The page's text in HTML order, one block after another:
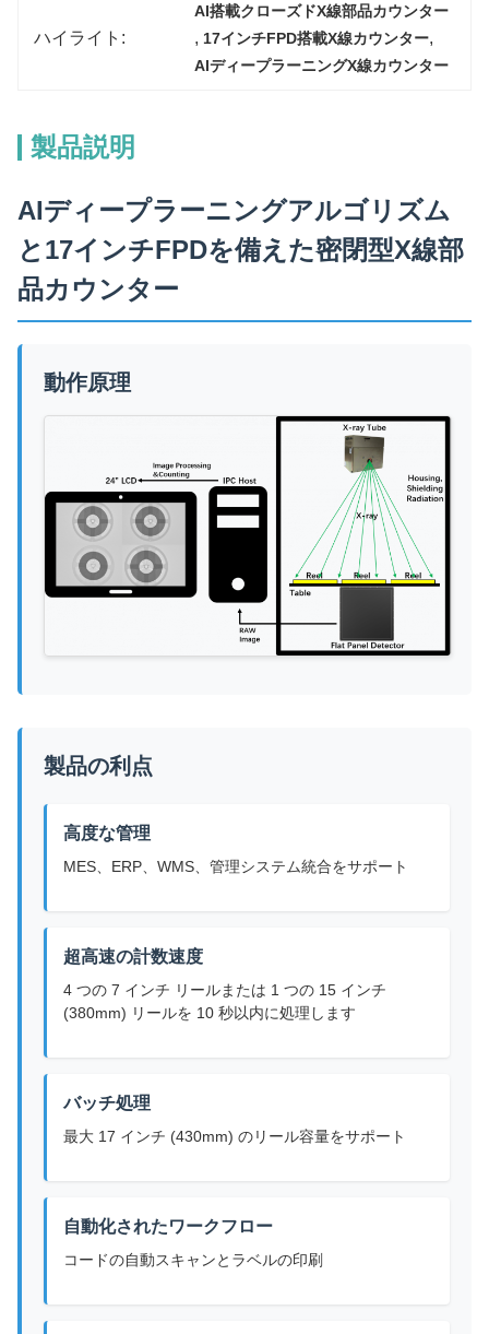
ハイライト:
AI搭載クローズドX線部品カウンター
, 17インチFPD搭載X線カウンター,
AIディープラーニングX線カウンター
製品説明
AIディープラーニングアルゴリズム
と17インチFPDを備えた密閉型X線部
品カウンター
動作原理
製品の利点
高度な管理
MES、ERP、WMS、管理システム統合をサポート
超高速の計数速度
4 つの 7 インチ リールまたは 1 つの 15 インチ
(380mm) リールを 10 秒以内に処理します
バッチ処理
最大 17 インチ (430mm) のリール容量をサポート
自動化されたワークフロー
コードの自動スキャンとラベルの印刷